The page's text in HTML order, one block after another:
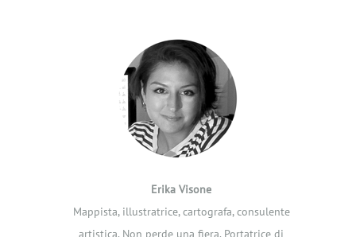
Erika Visone
Mappista, illustratrice, cartografa, consulente
artistica. Non perde una fiera. Portatrice di